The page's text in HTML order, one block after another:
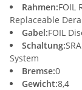
Rahmen:FOIL
Replaceable
Gabel:FOIL
Schaltung:
System
Bremse:0
Gewicht:8,4